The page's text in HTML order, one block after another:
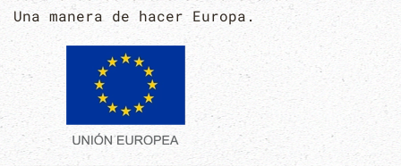
Una manera de hacer Europa.